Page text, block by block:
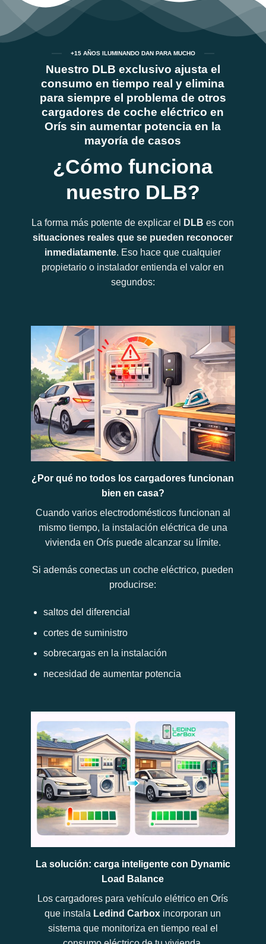
+15 AÑOS ILUMINANDO DAN PARA MUCHO
Nuestro DLB exclusivo ajusta el
consumo en tiempo real y elimina
para siempre el problema de otros
cargadores de coche eléctrico en
Orís sin aumentar potencia en la
mayoría de casos
¿Cómo funciona
nuestro DLB?
La forma más potente de explicar el DLB es con
situaciones reales que se pueden reconocer
inmediatamente. Eso hace que cualquier
propietario o instalador entienda el valor en
segundos:
¿Por qué no todos los cargadores funcionan
bien en casa?
Cuando varios electrodomésticos funcionan al
mismo tiempo, la instalación eléctrica de una
vivienda en Orís puede alcanzar su límite.
Si además conectas un coche eléctrico, pueden
producirse:
saltos del diferencial
cortes de suministro
sobrecargas en la instalación
necesidad de aumentar potencia
La solución: carga inteligente con Dynamic
Load Balance
Los cargadores para vehículo elétrico en Orís
que instala Ledind Carbox incorporan un
sistema que monitoriza en tiempo real el